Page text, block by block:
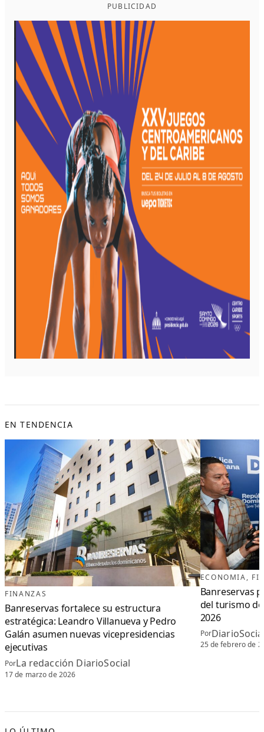
PUBLICIDAD
EN TENDENCIA
FINANZAS
Banreservas fortalece su estructura
estratégica: Leandro Villanueva y Pedro
Galán asumen nuevas vicepresidencias
ejecutivas
PorLa redacción DiarioSocial
17 de marzo de 2026
ECONOMIA,
Banreservas
del turismo
2026
Por
25 de febrero de